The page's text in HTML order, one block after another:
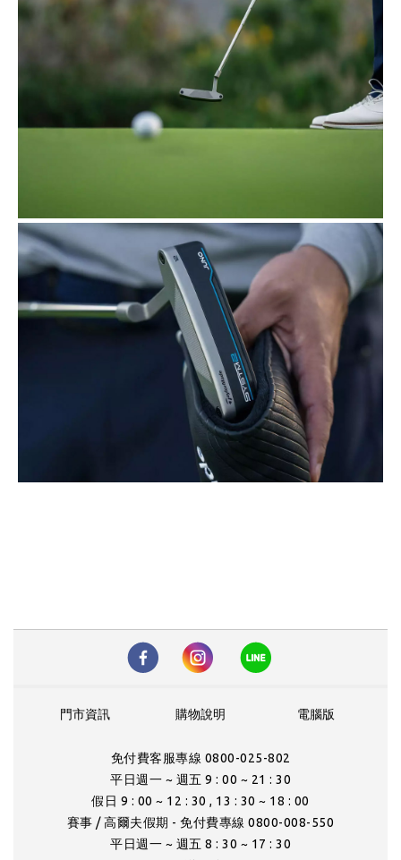
電腦版
購物說明
門市資訊
免付費客服專線 0800-025-802
平日週一 ~ 週五 9 : 00 ~ 21 : 30
假日 9 : 00 ~ 12 : 30 , 13 : 30 ~ 18 : 00
賽事 / 高爾夫假期 - 免付費專線 0800-008-550
平日週一 ~ 週五 8 : 30 ~ 17 : 30